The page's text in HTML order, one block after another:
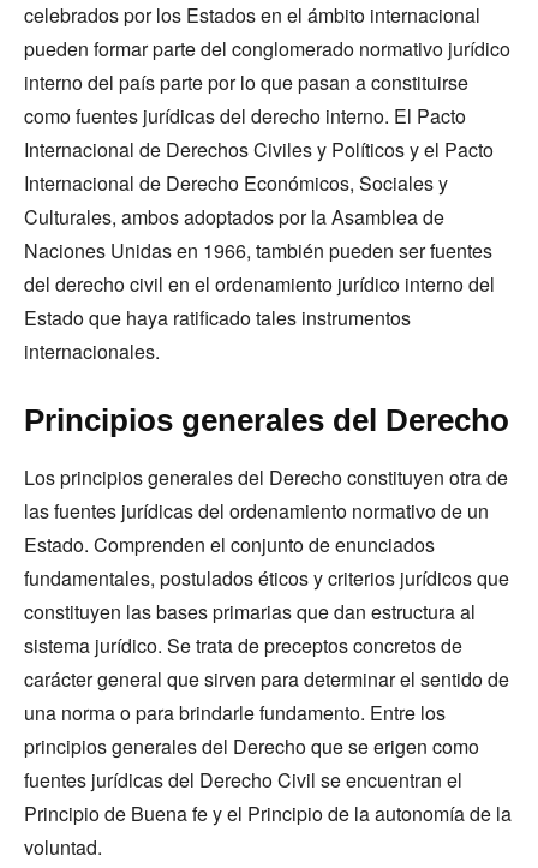
celebrados por los Estados en el ámbito internacional
pueden formar parte del conglomerado normativo jurídico
interno del país parte por lo que pasan a constituirse
como fuentes jurídicas del derecho interno. El Pacto
Internacional de Derechos Civiles y Políticos y el Pacto
Internacional de Derecho Económicos, Sociales y
Culturales, ambos adoptados por la Asamblea de
Naciones Unidas en 1966, también pueden ser fuentes
del derecho civil en el ordenamiento jurídico interno del
Estado que haya ratificado tales instrumentos
internacionales.
Principios generales del Derecho
Los principios generales del Derecho constituyen otra de
las fuentes jurídicas del ordenamiento normativo de un
Estado. Comprenden el conjunto de enunciados
fundamentales, postulados éticos y criterios jurídicos que
constituyen las bases primarias que dan estructura al
sistema jurídico. Se trata de preceptos concretos de
carácter general que sirven para determinar el sentido de
una norma o para brindarle fundamento. Entre los
principios generales del Derecho que se erigen como
fuentes jurídicas del Derecho Civil se encuentran el
Principio de Buena fe y el Principio de la autonomía de la
voluntad.